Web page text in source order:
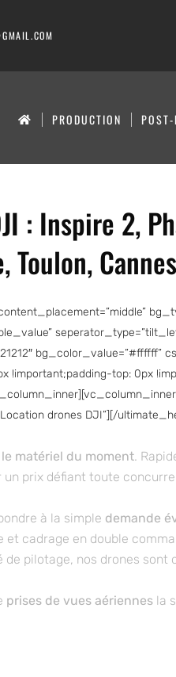
PRODUCTION
: Inspire 2,
bg_color_value=”#ffffff”
!important;padding-top: 0px
drones DJI”][/
le matériel du moment.
prix défiant toute
à la simple demande
et cadrage en double
pilotage, nos drones sont
prises de vues aériennesla